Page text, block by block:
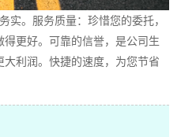
。服务质量：珍惜您的委托，
更好。可靠的信誉，是公司生
利润。快捷的速度，为您节省